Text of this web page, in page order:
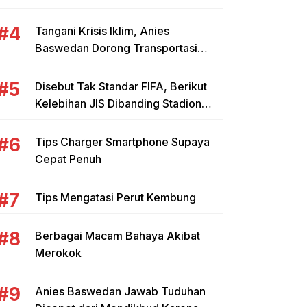
Pebisnis
Tangani Krisis Iklim, Anies
Baswedan Dorong Transportasi
Disebut Tak Standar FIFA, Berikut
Kelebihan JIS Dibanding Stadion
Tips Charger Smartphone Supaya
Cepat Penuh
Tips Mengatasi Perut Kembung
Berbagai Macam Bahaya Akibat
Merokok
Anies Baswedan Jawab Tuduhan